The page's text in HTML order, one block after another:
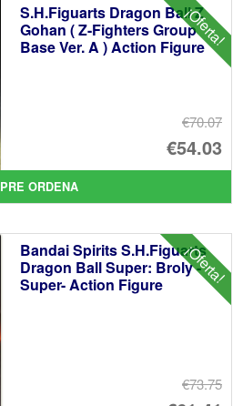
¡Oferta!
S.H.Figuarts Dragon Ball Z
Gohan ( Z-Fighters Group
Base Ver. A ) Action Figure
€70.07
El
€54.03
El
PRE ORDENA
¡Oferta!
Bandai Spirits S.H.Figuarts
Dragon Ball Super: Broly -
Super- Action Figure
€73.75